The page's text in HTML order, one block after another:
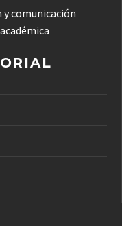
comunicación